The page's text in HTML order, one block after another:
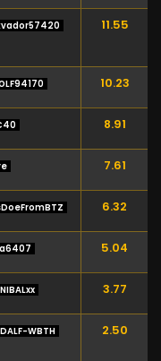
11.55
10.23
8.91
7.61
6.32
5.04
3.77
WBTH 2.50